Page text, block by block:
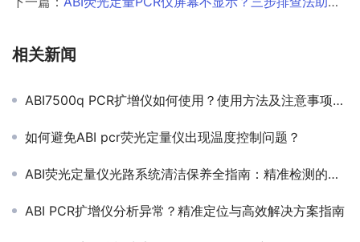
相关新闻
ABI7500q PCR扩增仪如何使用？使用方法及注意事项详解
如何避免ABI pcr荧光定量仪出现温度控制问题？
ABI荧光定量仪光路系统清洁保养全指南：精准检测的核心维护技巧
ABI PCR扩增仪分析异常？精准定位与高效解决方案指南